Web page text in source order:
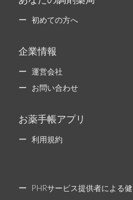
初めての方へ
企業情報
運営会社
お問い合わせ
お薬手帳アプリ
利用規約
PHRサービス提供者による健